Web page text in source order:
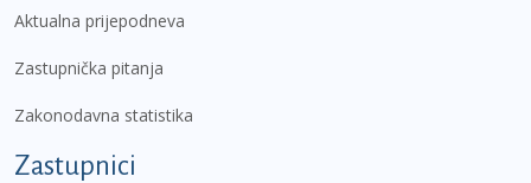
Aktualna prijepodneva
Zastupnička pitanja
Zakonodavna statistika
Zastupnici